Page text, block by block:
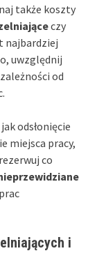
także koszty
czy
najbardziej
uwzględnij
od
odsłonięcie
miejsca pracy,
co
i